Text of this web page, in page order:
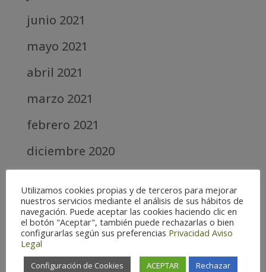
junio 2021
mayo 2021
abril 2021
marzo 2021
febrero 2021
diciembre 2020
marzo 2020
febrero 2019
septiembre 2018
Utilizamos cookies propias y de terceros para mejorar
nuestros servicios mediante el análisis de sus hábitos de
navegación. Puede aceptar las cookies haciendo clic en
el botón "Aceptar", también puede rechazarlas o bien
configurarlas según sus preferencias Privacidad Aviso
Legal
Configuración de Cookies ACEPTAR Rechazar